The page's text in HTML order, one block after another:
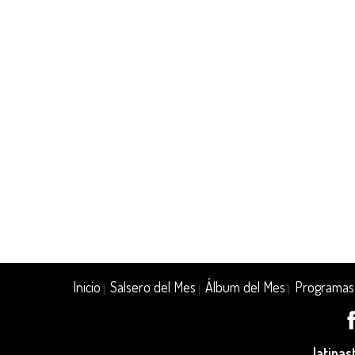
Inicio |Salsero del Mes |Álbum del Mes Programas